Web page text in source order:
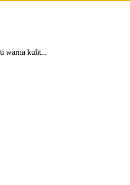
warna kulit...